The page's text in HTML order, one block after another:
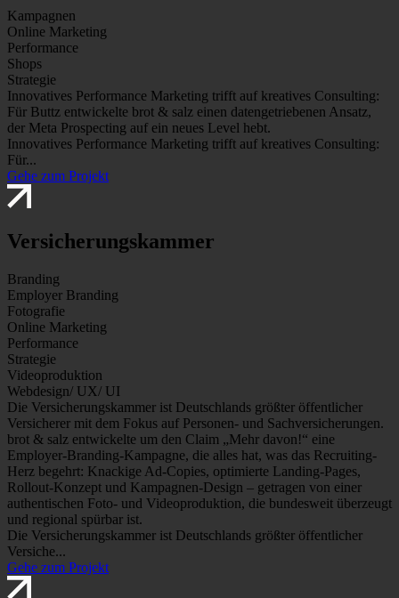
Kampagnen
Online Marketing
Performance
Shops
Strategie
Innovatives Performance Marketing trifft auf kreatives Consulting:
Für Buttz entwickelte brot & salz einen datengetriebenen Ansatz,
der Meta Prospecting auf ein neues Level hebt.
Innovatives Performance Marketing trifft auf kreatives Consulting:
Für...
Gehe zum Projekt
Versicherungskammer
Branding
Employer Branding
Fotografie
Online Marketing
Performance
Strategie
Videoproduktion
Webdesign/ UX/ UI
Die Versicherungskammer ist Deutschlands größter öffentlicher
Versicherer mit dem Fokus auf Personen- und Sachversicherungen.
brot & salz entwickelte um den Claim „Mehr davon!“ eine
Employer-Branding-Kampagne, die alles hat, was das Recruiting-
Herz begehrt: Knackige Ad-Copies, optimierte Landing-Pages,
Rollout-Konzept und Kampagnen-Design – getragen von einer
authentischen Foto- und Videoproduktion, die bundesweit überzeugt
und regional spürbar ist.
Die Versicherungskammer ist Deutschlands größter öffentlicher
Versiche...
Gehe zum Projekt